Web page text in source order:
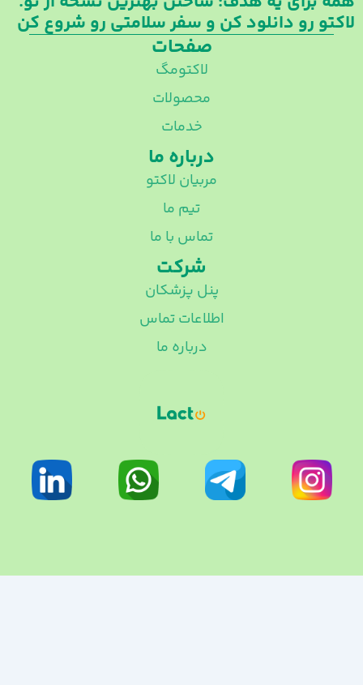
لاکتو رو دانلود کن و سفر سلامتی رو شروع کن
صفحات
لاکتومگ
محصولات
خدمات
درباره ما
مربیان لاکتو
تیم ما
تماس با ما
شرکت
پنل پزشکان
اطلاعات تماس
درباره ما